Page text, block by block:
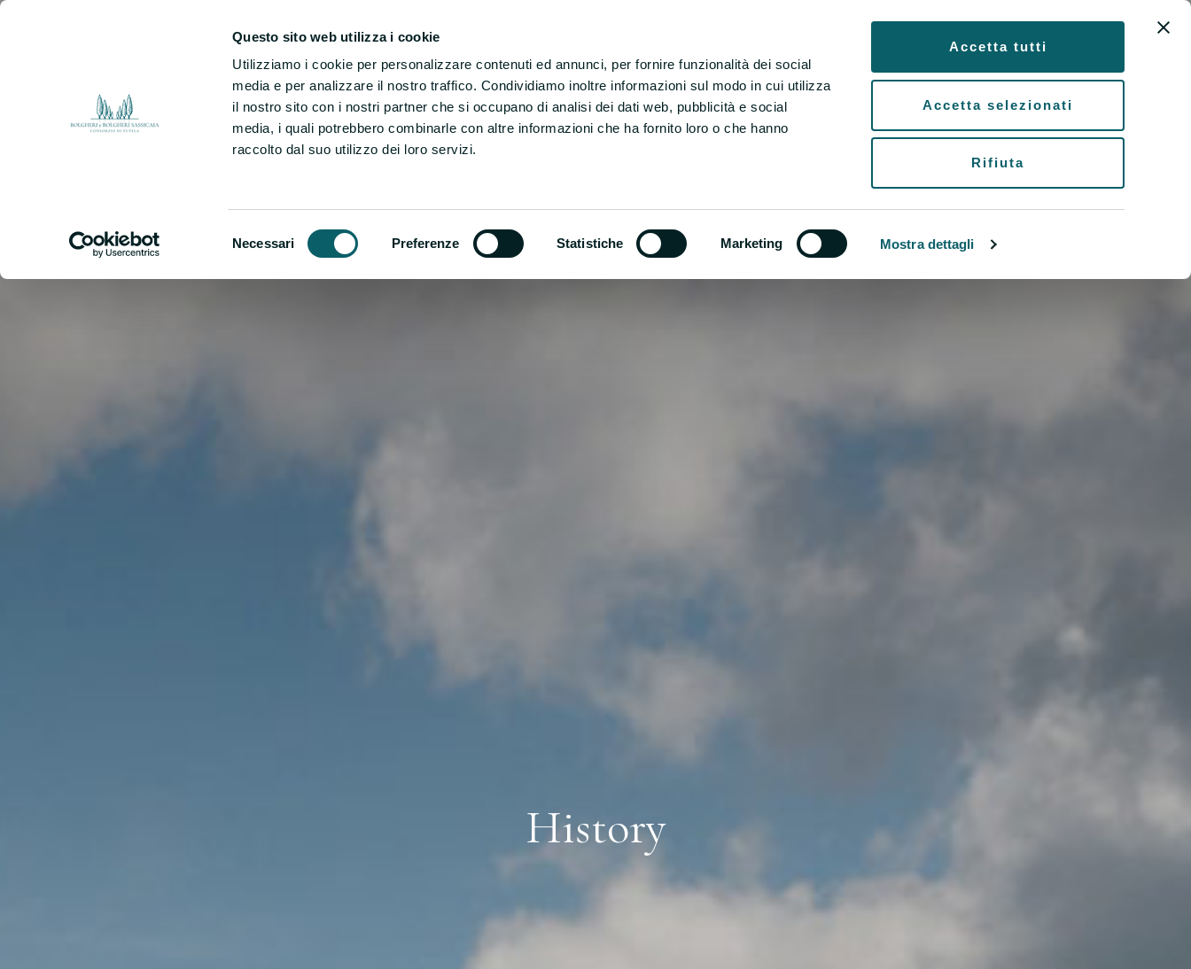
Questo sito web utilizza i cookie
Utilizziamo i cookie per personalizzare contenuti ed annunci, per fornire funzionalità dei social
media e per analizzare il nostro traffico. Condividiamo inoltre informazioni sul modo in cui utilizza
il nostro sito con i nostri partner che si occupano di analisi dei dati web, pubblicità e social
media, i quali potrebbero combinarle con altre informazioni che ha fornito loro o che hanno
raccolto dal suo utilizzo dei loro servizi.
Necessari Preferenze Statistiche Marketing Mostra dettagli
Accetta tutti
Accetta selezionati
Rifiuta
History